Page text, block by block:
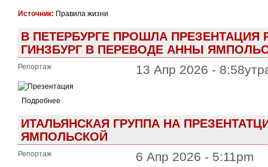
Источник: Правила жизни
В ПЕТЕРБУРГЕ ПРОШЛА
ГИНЗБУРГ В ПЕРЕВОДЕ АННЫ
Репортаж 13 Апр 2026 -
Подробнее
ИТАЛЬЯНСКАЯ ГРУППА НА
ЯМПОЛЬСКОЙ
Репортаж 6 Апр 2026 - 5:11pm